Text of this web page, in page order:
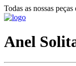
Todas as nossas
Anel